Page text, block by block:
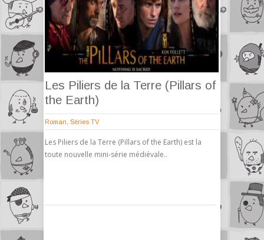
Les Piliers de la Terre (Pillars of
the Earth)
Roman Séries TV
Les Piliers de la Terre (Pillars of the Earth) est la
toute nouvelle mini-série médiévale..